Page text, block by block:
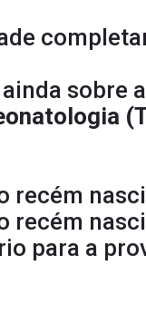
sobre
recém
recém
para a